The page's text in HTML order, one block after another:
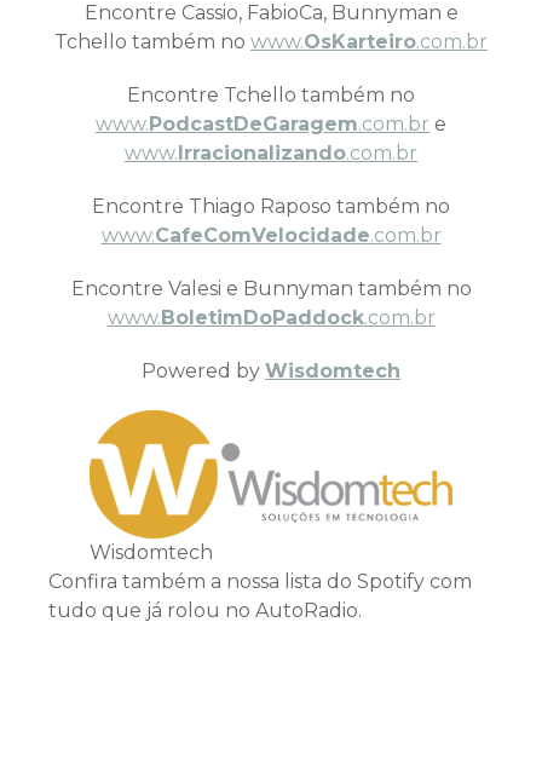
Encontre Cassio, FabioCa, Bunnyman e
Tchello também no www.OsKarteiro.com.br
Encontre Tchello também no
www.PodcastDeGaragem.com.br e
www.Irracionalizando.com.br
Encontre Thiago Raposo também no
www.CafeComVelocidade.com.br
Encontre Valesi e Bunnyman também no
www.BoletimDoPaddock.com.br
Powered by Wisdomtech
Wisdomtech
Confira também a nossa lista do Spotify com
tudo que já rolou no AutoRadio.